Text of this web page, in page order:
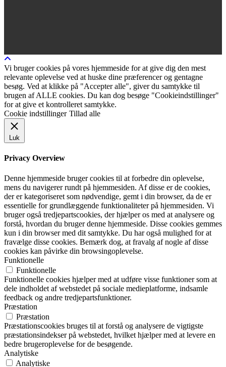
Vi bruger cookies på vores hjemmeside for at give dig den mest
relevante oplevelse ved at huske dine præferencer og gentagne
besøg. Ved at klikke på "Accepter alle", giver du samtykke til
brugen af ALLE cookies. Du kan dog besøge "Cookieindstillinger"
for at give et kontrolleret samtykke.
Cookie indstillinger Tillad alle
Luk
Privacy Overview
Denne hjemmeside bruger cookies til at forbedre din oplevelse,
mens du navigerer rundt på hjemmesiden. Af disse er de cookies,
der er kategoriseret som nødvendige, gemt i din browser, da de er
essentielle for grundlæggende funktionaliteter på hjemmesiden. Vi
bruger også tredjepartscookies, der hjælper os med at analysere og
forstå, hvordan du bruger denne hjemmeside. Disse cookies gemmes
kun i din browser med dit samtykke. Du har også mulighed for at
fravælge disse cookies. Bemærk dog, at fravalg af nogle af disse
cookies kan påvirke din browsingoplevelse.
Funktionelle
Funktionelle
Funktionelle cookies hjælper med at udføre visse funktioner som at
dele indholdet af webstedet på sociale medieplatforme, indsamle
feedback og andre tredjepartsfunktioner.
Præstation
Præstation
Præstationscookies bruges til at forstå og analysere de vigtigste
præstationsindekser på webstedet, hvilket hjælper med at levere en
bedre brugeroplevelse for de besøgende.
Analytiske
Analytiske